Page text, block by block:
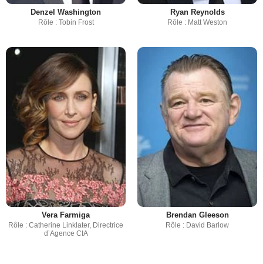
Denzel Washington
Rôle : Tobin Frost
Ryan Reynolds
Rôle : Matt Weston
Vera Farmiga
Rôle : Catherine Linklater, Directrice
d’Agence CIA
Brendan Gleeson
Rôle : David Barlow